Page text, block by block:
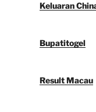
Keluaran
Bupatitogel
Result Macau